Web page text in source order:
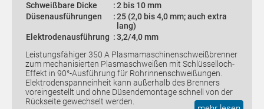
Schweißbare Dicke
:2 bis 10 mm
Düsenausführungen
:25 (2,0 bis 4,0 mm; auch extra
lang)
Elektrodenausführung :3,2/4,0 mm
Leistungsfähiger 350 A Plasmamaschinenschweißbrenner
zum mechanisierten Plasmaschweißen mit Schlüsselloch-
Effekt in 90°-Ausführung für Rohrinnenschweißungen.
Elektrodenspanneinheit kann außerhalb des Brenners
voreingestellt und ohne Düsendemontage schnell von der
Rückseite gewechselt werden.